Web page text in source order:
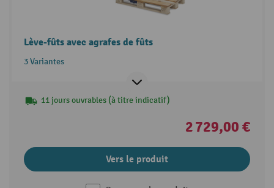
Lève-fûts avec agrafes de fûts
3 Variantes
11 jours ouvrables (à titre indicatif)
2 729,00 €
Vers le produit